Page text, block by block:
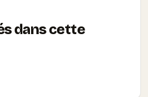
dans cette